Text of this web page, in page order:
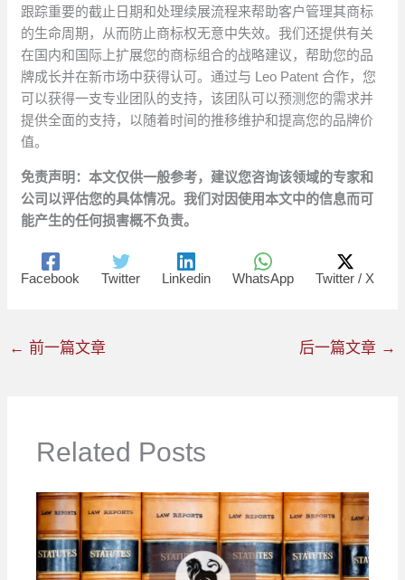
跟踪重要的截止日期和处理续展流程来帮助客户管理其商标
的生命周期，从而防止商标权无意中失效。我们还提供有关
在国内和国际上扩展您的商标组合的战略建议，帮助您的品
牌成长并在新市场中获得认可。通过与 Leo Patent 合作，您
可以获得一支专业团队的支持，该团队可以预测您的需求并
提供全面的支持，以随着时间的推移维护和提高您的品牌价
值。
免责声明：本文仅供一般参考，建议您咨询该领域的专家和
公司以评估您的具体情况。我们对因使用本文中的信息而可
能产生的任何损害概不负责。
Facebook Twitter Linkedin WhatsApp Twitter / X
← 前一篇文章 后一篇文章 →
Related Posts